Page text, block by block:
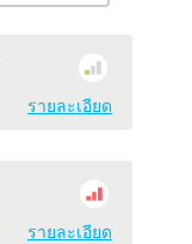
รายละเอียด
รายละเอียด